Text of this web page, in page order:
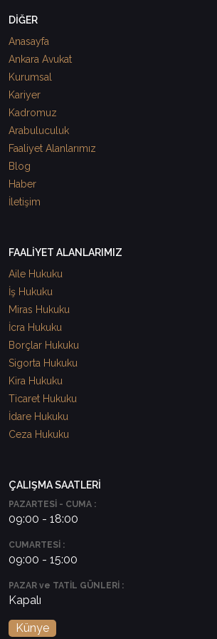
DİĞER
Anasayfa
Ankara Avukat
Kurumsal
Kariyer
Kadromuz
Arabuluculuk
Faaliyet Alanlarımız
Blog
Haber
İletişim
FAALİYET ALANLARIMIZ
Aile Hukuku
İş Hukuku
Miras Hukuku
İcra Hukuku
Borçlar Hukuku
Sigorta Hukuku
Kira Hukuku
Ticaret Hukuku
İdare Hukuku
Ceza Hukuku
ÇALIŞMA SAATLERİ
PAZARTESİ - CUMA :
09:00 - 18:00
CUMARTESİ :
09:00 - 15:00
PAZAR ve TATİL GÜNLERİ :
Kapalı
Künye